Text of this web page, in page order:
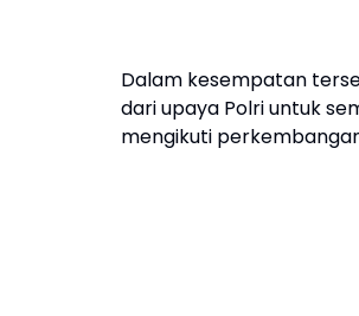
Dalam kesempatan
dari upaya Polri untuk
mengikuti